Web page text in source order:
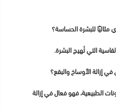
مثاليًا للبشرة الحساسة؟
التي تُهيج البشرة.
إزالة الأوساخ والبقع؟
الطبيعية، فهو فعال في إزالة